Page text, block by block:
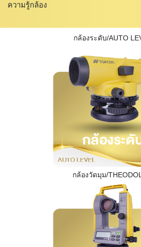
ความรู้กล้อง
กล้องระดับ/AUTO
กล้องวัดมุม/